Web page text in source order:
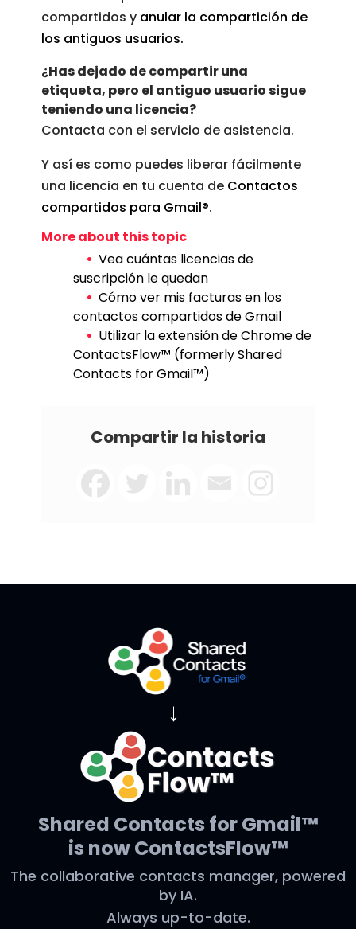
compartidos y anular la compartición de
los antiguos usuarios.
¿Has dejado de compartir una
etiqueta, pero el antiguo usuario sigue
teniendo una licencia?
Contacta con el servicio de asistencia.
Y así es como puedes liberar fácilmente
una licencia en tu cuenta de Contactos
compartidos para Gmail®.
Vea cuántas licencias de
suscripción le quedan
Cómo ver mis facturas en los
contactos compartidos de Gmail
Utilizar la extensión de Chrome de
ContactsFlow™ (formerly Shared
Contacts for Gmail™)
Compartir la historia
→
Shared Contacts for Gmail™
is now ContactsFlow™
The collaborative contacts manager, powered
by IA.
Always up-to-date.